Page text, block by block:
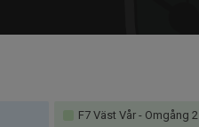
F7 Väst Vår - Omgång 2